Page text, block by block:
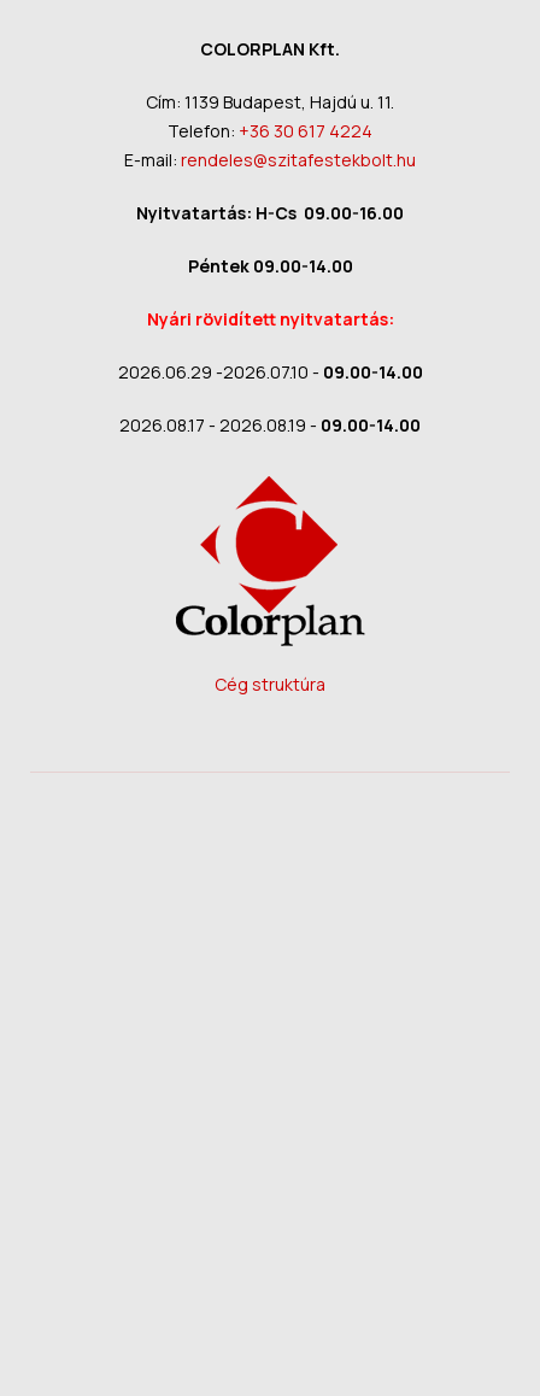
COLORPLAN Kft.
Cím: 1139 Budapest, Hajdú u. 11.
Telefon: +36 30 617 4224
E-mail: rendeles@szitafestekbolt.hu
Nyitvatartás: H-Cs 09.00-16.00
Péntek 09.00-14.00
Nyári rövidített nyitvatartás:
2026.06.29 -2026.07.10 - 09.00-14.00
2026.08.17 - 2026.08.19 - 09.00-14.00
Cég struktúra